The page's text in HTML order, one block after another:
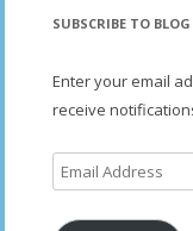
SUBSCRIBE TO
Enter your email
receive
Email
Address